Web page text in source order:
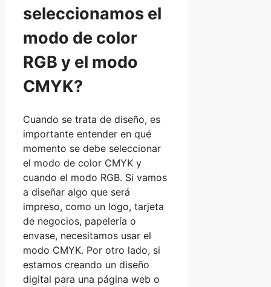
seleccionamos el
modo de color
RGB y el modo
CMYK?
Cuando se trata de diseño, es
importante entender en qué
momento se debe seleccionar
el modo de color CMYK y
cuando el modo RGB. Si vamos
a diseñar algo que será
impreso, como un logo, tarjeta
de negocios, papelería o
envase, necesitamos usar el
modo CMYK. Por otro lado, si
estamos creando un diseño
digital para una página web o